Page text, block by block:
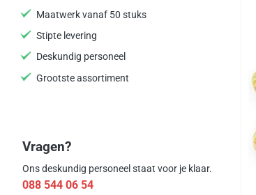
Maatwerk vanaf 50 stuks
Stipte levering
Deskundig personeel
Grootste assortiment
Vragen?
Ons deskundig personeel staat voor je klaar.
088 544 06 54